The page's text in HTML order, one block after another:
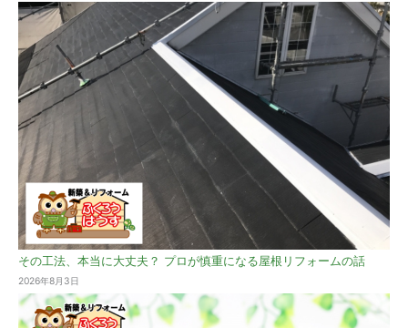
その工法、本当に大丈夫？ プロが慎重になる屋根リフォームの話
2026年8月3日